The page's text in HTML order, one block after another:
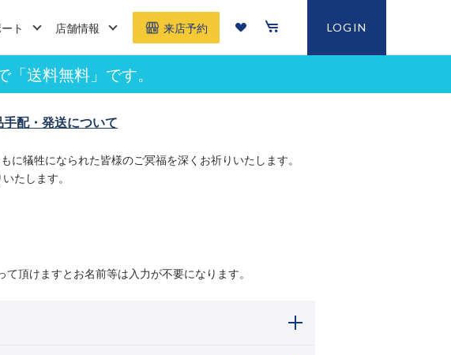
ト 店舗情報 来店予約 LOGIN
送料無料」です。
手配・発送について
犠牲になられた皆様のご冥福を深くお祈りいたします。
たします。
頂けますとお名前等は入力が不要になります。